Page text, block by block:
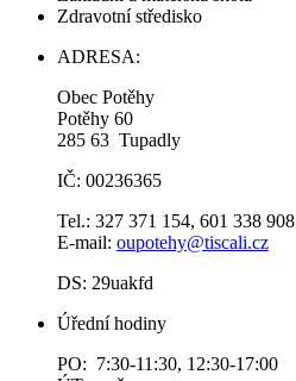
Zdravotní středisko
ADRESA:
Obec Potěhy
Potěhy 60
285 63 Tupadly
IČ: 00236365
Tel.: 327 371 154, 601 338 908
E-mail: oupotehy@tiscali.cz
DS: 29uakfd
Úřední hodiny
PO: 7:30-11:30, 12:30-17:00